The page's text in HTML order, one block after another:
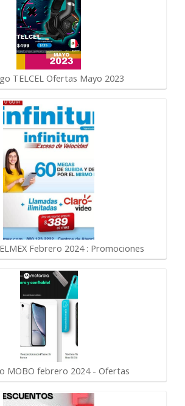
TELCEL Ofertas Mayo 2023
Febrero 2024 : Promociones
MOBO febrero 2024 - Ofertas